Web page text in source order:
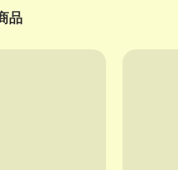
品